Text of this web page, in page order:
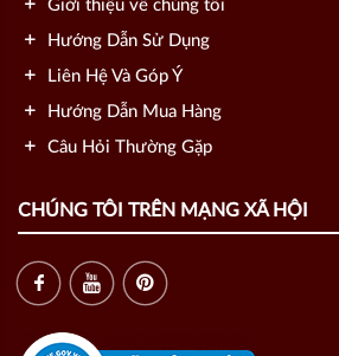
Giới thiệu về chúng tôi
Hướng Dẫn Sử Dụng
Liên Hệ Và Góp Ý
Hướng Dẫn Mua Hàng
Câu Hỏi Thường Gặp
CHÚNG TÔI TRÊN MẠNG XÃ HỘI